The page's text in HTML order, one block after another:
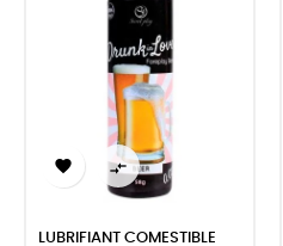
 
LUBRIFIANT COMESTIBLE